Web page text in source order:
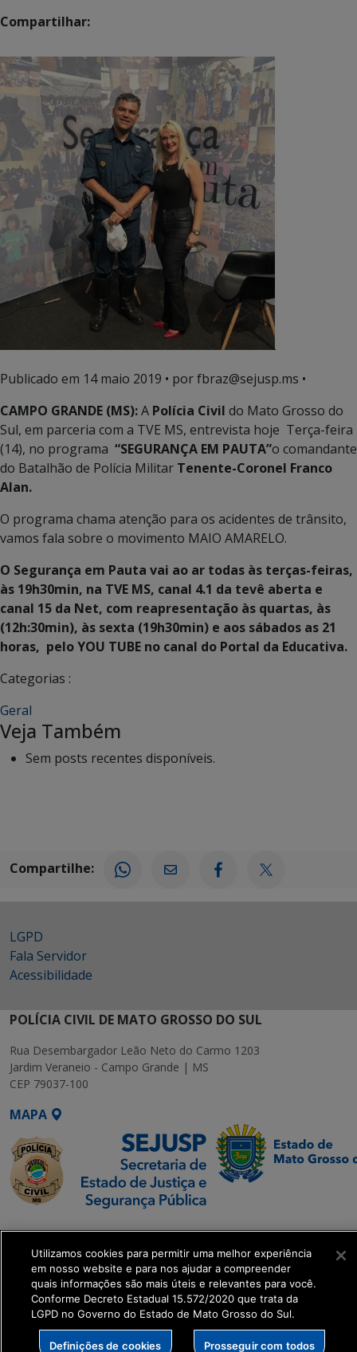
Compartilhar:
Publicado em 14 maio 2019 • por fbraz@sejusp.ms •
CAMPO GRANDE (MS):A Polícia Civil do Mato Grosso do
Sul, em parceria com a TVE MS, entrevista hoje Terça-feira
(14), no programa “SEGURANÇA EM PAUTA”o comandante
do Batalhão de Polícia Militar Tenente-Coronel Franco
Alan.
O programa chama atenção para os acidentes de trânsito,
vamos fala sobre o movimento MAIO AMARELO.
O Segurança em Pauta vai ao ar todas às terças-feiras,
às 19h30min, na TVE MS, canal 4.1 da tevê aberta e
canal 15 da Net, com reapresentação às quartas, às
(12h:30min), às sexta (19h30min) e aos sábados as 21
horas, pelo YOU TUBE no canal do Portal da Educativa.
Categorias :
Geral
Veja Também
Sem posts recentes disponíveis.
Compartilhe:
LGPD
Fala Servidor
Acessibilidade
POLÍCIA CIVIL DE MATO GROSSO DO SUL
Rua Desembargador Leão Neto do Carmo 1203
Jardim Veraneio - Campo Grande | MS
CEP 79037-100
MAPA
SETDIG | Secretaria-
Executiva de
Transformação Digital
get_footer();
Utilizamos cookies para permitir uma melhor experiência
em nosso website e para nos ajudar a compreender
quais informações são mais úteis e relevantes para você.
Conforme Decreto Estadual 15.572/2020 que trata da
LGPD no Governo do Estado de Mato Grosso do Sul.
Definições de cookies Prosseguir com todos